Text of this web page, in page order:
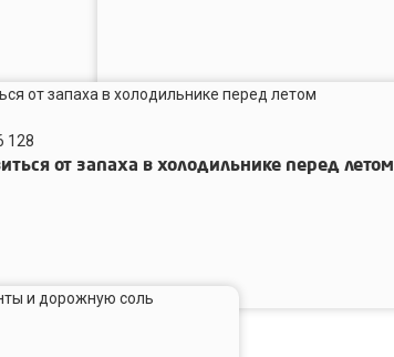
128
от запаха в холодильнике перед летом